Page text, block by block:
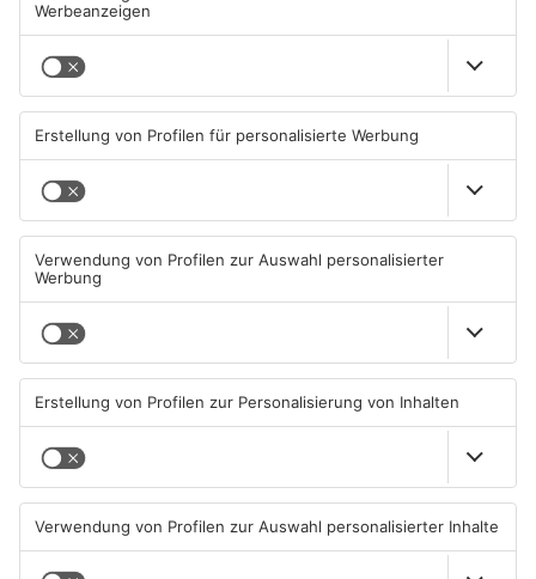
Öffentlichkeit:
Ist zum Geschäftsschluss der Gärtnerei gegen 19:00 Uhr
eine verdächtige Person oder ein verdächtiges Fahrzeug
im Umfeld der Gärtnerei aufgefallen?
Wer kann Angaben zu dem beschriebenen Täter
machen?
Ist nach der Tat eine möglicherweise Richtung
Innenstadt flüchtende Person aufgefallen?
Hinweise nimmt die Kripo Aschaffenburg unter Tel. 06021/857-
1733 entgegen.
Quelle: Polizei Unterfranken
Artikel teilen